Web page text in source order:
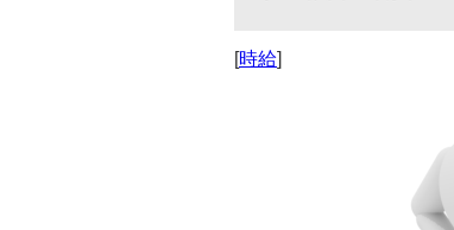
時給